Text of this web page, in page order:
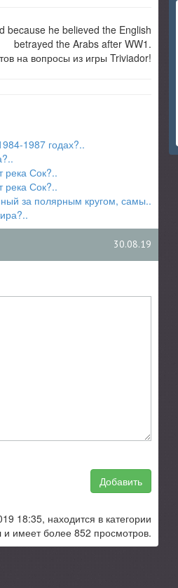
because he believed the English
betrayed the Arabs after WW1.
на вопросы из игры Triviador!
1987 годах?..
река Сок?..
река Сок?..
за полярным кругом, самы..
30.08.19
Добавить
18:35, находится в категории
и имеет более 852 просмотров.